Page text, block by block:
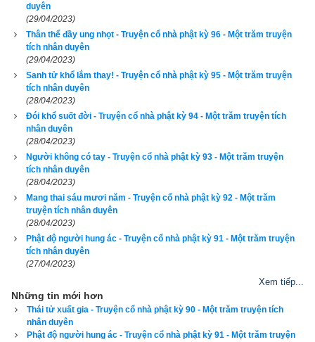
không những giao diện đẹp, dễ sử dụng mà còn luận giải
chính xác và chi tiết từng mục giúp độc giả dễ dàng lựa chọn
được ngày tốt, giờ đẹp để khởi sự công việc. Hãy thử một lần
để cảm nhận sự khác biệt so với các phần mềm lịch vạn sự
khác.
Lịch vạn niên - Chọn giờ tốt ngày đẹp
Ngày cần xem
Ngày khởi sự (DL)
Giờ khởi sự
Xem ngày
duyên
(29/04/2023)
Thân thể đầy ung nhọt - Truyện cổ nhà phật kỳ 96 - Một trăm truyện
tích nhân duyên
(29/04/2023)
Sanh tử khổ lắm thay! - Truyện cổ nhà phật kỳ 95 - Một trăm truyện
tích nhân duyên
(28/04/2023)
Đói khổ suốt đời - Truyện cổ nhà phật kỳ 94 - Một trăm truyện tích
nhân duyên
(28/04/2023)
Người không có tay - Truyện cổ nhà phật kỳ 93 - Một trăm truyện
tích nhân duyên
(28/04/2023)
Mang thai sáu mươi năm - Truyện cổ nhà phật kỳ 92 - Một trăm
truyện tích nhân duyên
(28/04/2023)
Phật độ người hung ác - Truyện cổ nhà phật kỳ 91 - Một trăm truyện
tích nhân duyên
(27/04/2023)
Xem tiếp...
Những tin mới hơn
Thái tử xuất gia - Truyện cổ nhà phật kỳ 90 - Một trăm truyện tích
nhân duyên
Phật độ người hung ác - Truyện cổ nhà phật kỳ 91 - Một trăm truyện